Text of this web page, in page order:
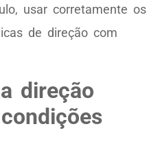
usar corretamente os
de direção com
direção